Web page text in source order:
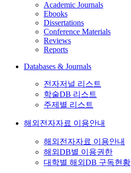
Academic Journals
Ebooks
Dissertations
Conference Materials
Reviews
Reports
Databases & Journals
전자저널 리스트
학술DB 리스트
주제별 리스트
해외전자자료 이용안내
해외전자자료 이용안내
해외DB별 이용권한
대학별 해외DB 구독현황